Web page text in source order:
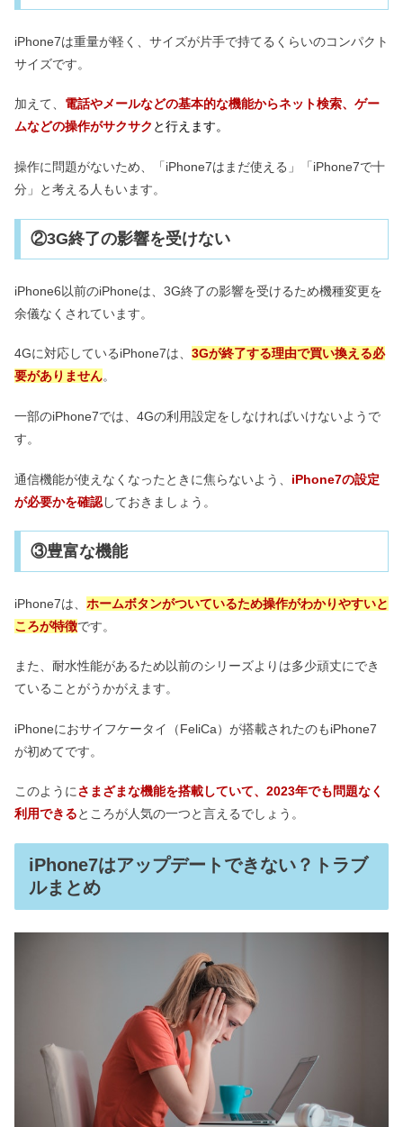
iPhone7は重量が軽く、サイズが片手で持てるくらいのコンパクト
サイズです。
加えて、 電話やメールなどの基本的な機能からネット検索、ゲー
ムなどの操作がサクサク と行えます。
操作に問題がないため、「iPhone7はまだ使える」「iPhone7で十
分」と考える人もいます。
②3G終了の影響を受けない
iPhone6以前のiPhoneは、3G終了の影響を受けるため機種変更を
余儀なくされています。
4Gに対応しているiPhone7は、 3Gが終了する理由で買い換える必
要がありません。
一部のiPhone7では、4Gの利用設定をしなければいけないようで
す。
通信機能が使えなくなったときに焦らないよう、 iPhone7の設定
が必要かを確認しておきましょう。
③豊富な機能
iPhone7は、 ホームボタンがついているため操作がわかりやすいと
ころが特徴です。
また、耐水性能があるため以前のシリーズよりは多少頑丈にでき
ていることがうかがえます。
iPhoneにおサイフケータイ（FeliCa）が搭載されたのもiPhone7
が初めてです。
このようにさまざまな機能を搭載していて、2023年でも問題なく
利用できるところが人気の一つと言えるでしょう。
iPhone7はアップデートできない？トラブ
ルまとめ